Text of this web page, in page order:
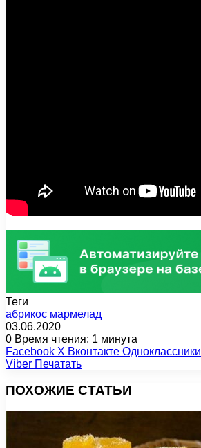
Теги
абрикос мармелад
03.06.2020
0 Время чтения: 1 минута
Facebook X Вконтакте Одноклассники
Viber Печатать
ПОХОЖИЕ СТАТЬИ